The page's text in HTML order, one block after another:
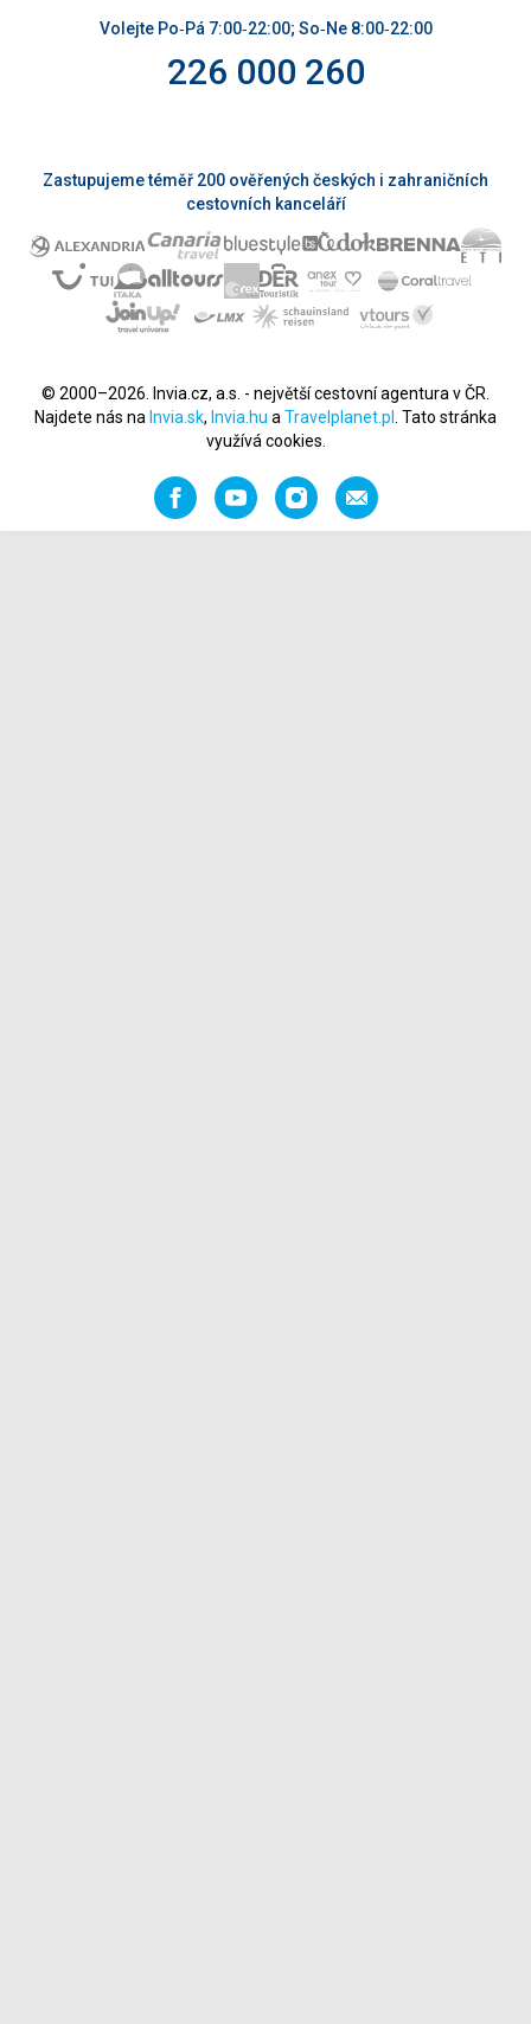
Volejte Po‑Pá 7:00‑22:00; So‑Ne 8:00‑22:00
226 000 260
Zastupujeme téměř 200 ověřených českých i zahraničních
cestovních kanceláří
© 2000–2026. Invia.cz, a.s. - největší cestovní agentura v ČR.
Najdete nás na Invia.sk, Invia.hu a Travelplanet.pl
. Tato stránka
využívá cookies.
FacebookYouTubeInstagramNapište
nám